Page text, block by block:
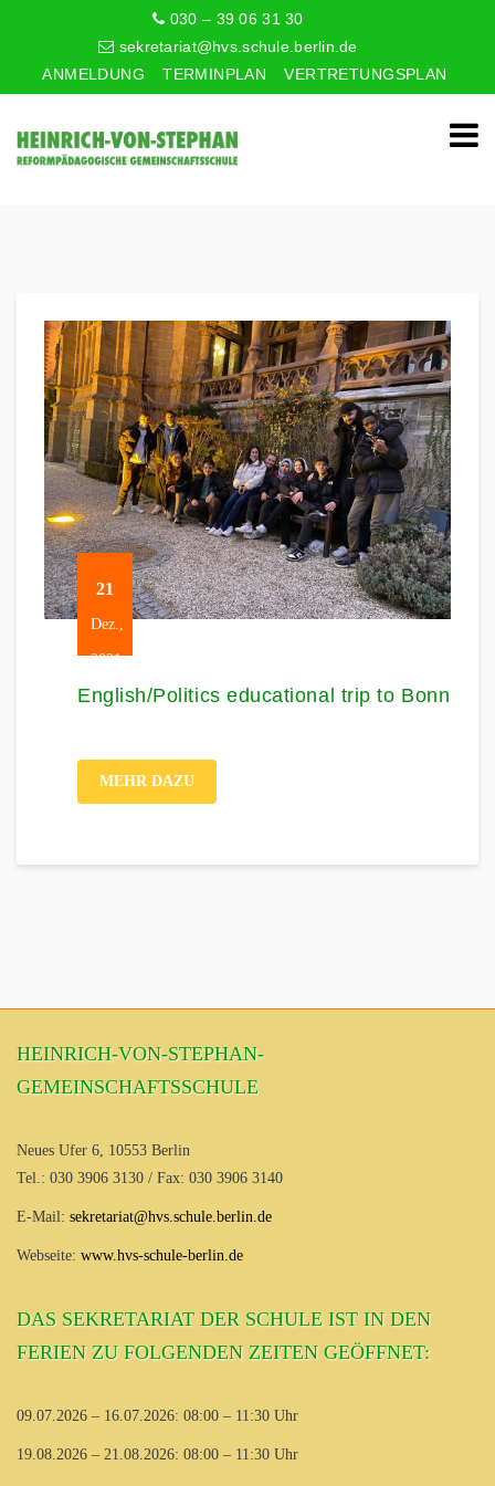
030 – 39 06 31 30
sekretariat@hvs.schule.berlin.de
ANMELDUNG
TERMINPLAN VERTRETUNGSPLAN
21
Dez.,
2021
English/Politics educational trip to Bonn
MEHR DAZU
HEINRICH-VON-STEPHAN-
GEMEINSCHAFTSSCHULE
Neues Ufer 6, 10553 Berlin
Tel.: 030 3906 3130 / Fax: 030 3906 3140
E-Mail: sekretariat@hvs.schule.berlin.de
Webseite: www.hvs-schule-berlin.de
DAS SEKRETARIAT DER SCHULE IST IN DEN
FERIEN ZU FOLGENDEN ZEITEN GEÖFFNET:
09.07.2026 – 16.07.2026: 08:00 – 11:30 Uhr
19.08.2026 – 21.08.2026: 08:00 – 11:30 Uhr